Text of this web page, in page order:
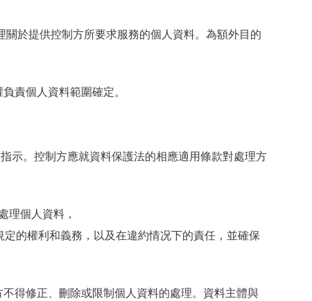
於提供控制方所要求服務的個人資料。為額外目的
責個人資料範圍確定。
示。控制方應就資料保護法的相應適用條款對處理方
理個人資料，
的權利和義務，以及在違約情况下的責任，並確保
得修正、刪除或限制個人資料的處理。資料主體與